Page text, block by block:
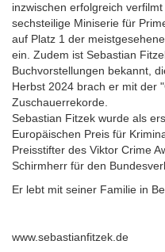
inzwischen erfolgreich
sechsteilige Miniserie für
auf Platz 1 der
ein. Zudem ist Sebastian
Buchvorstellungen bekannt,
Herbst 2024 brach er mit der
Zuschauerrekorde.
Sebastian Fitzek wurde als
Europäischen Preis für
Preisstifter des Viktor Crime
Schirmherr für den
Er lebt mit seiner Familie in
www.sebastianfitzek.de